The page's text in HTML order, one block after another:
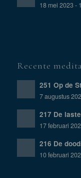
18 mei 2023 -
Recente
251 Op de
7 augustus
217 De
17 februari
216 De
10 februari